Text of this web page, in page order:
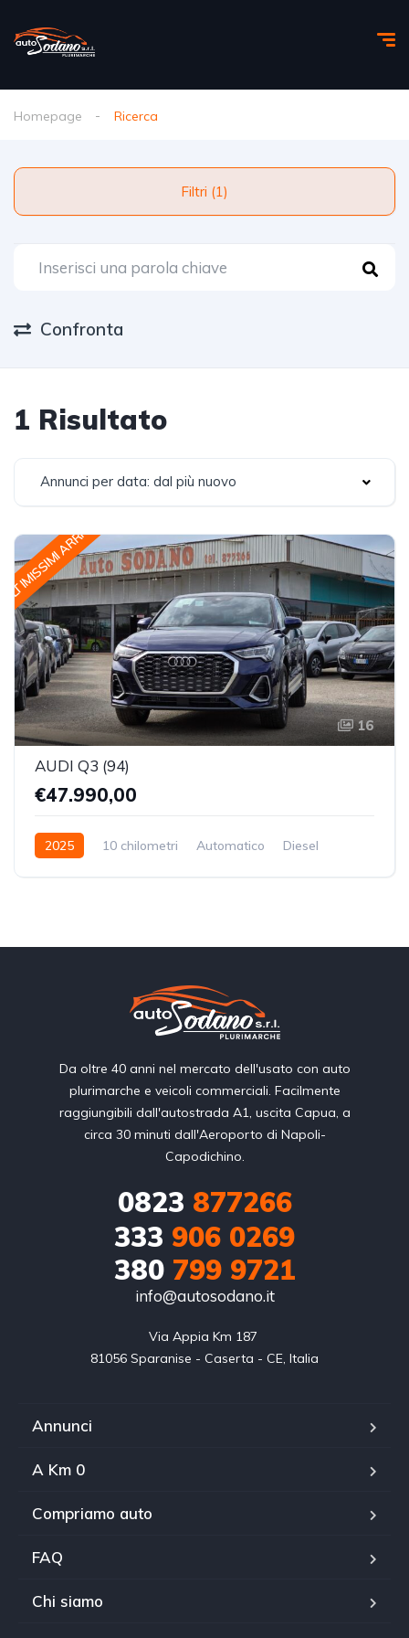
Homepage Ricerca
Filtri (1)
Confronta
1 Risultato
Annunci per data: dal più nuovo
ARRIVI
16
AUDI Q3 (94)
€47.990,00
2025 10 chilometri Automatico
Diesel
Da oltre 40 anni nel mercato dell'usato con auto
plurimarche e veicoli commerciali. Facilmente
raggiungibili dall'autostrada A1, uscita Capua, a
circa 30 minuti dall'Aeroporto di Napoli-
Capodichino.
0823 877266
333 906 0269
380799 9721
info@autosodano.it
Via Appia Km 187
81056 Sparanise - Caserta - CE, Italia
Annunci
A Km 0
Compriamo auto
FAQ
Chi siamo